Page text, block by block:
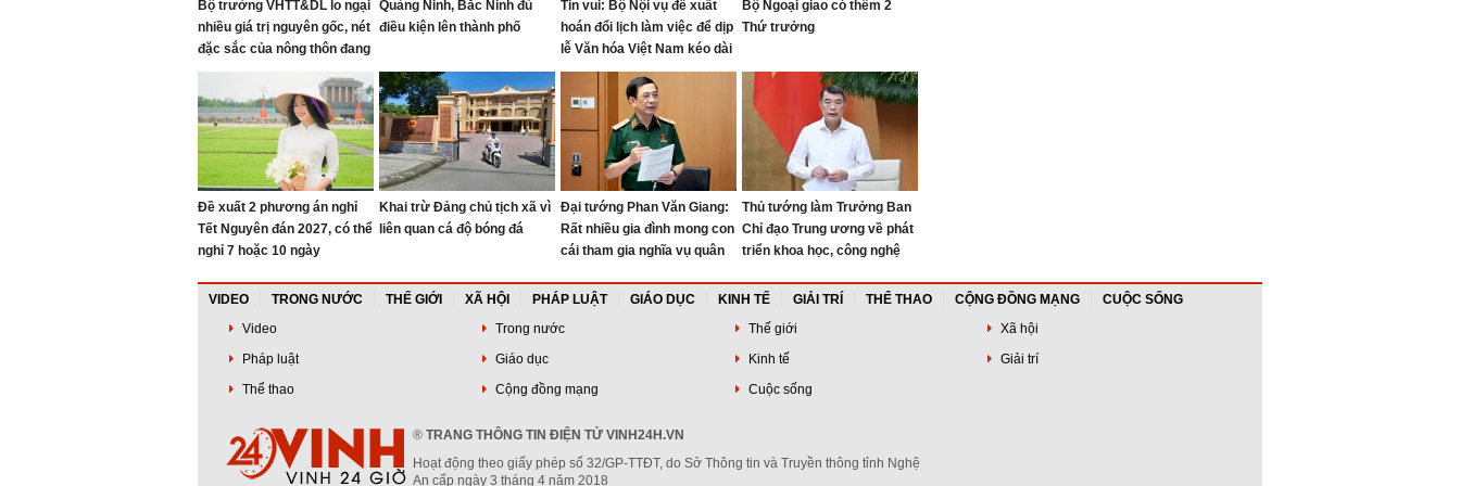
Bộ trưởng VHTT&DL lo ngại
nhiều giá trị nguyên gốc, nét
đặc sắc của nông thôn đang
bị "bê tông hóa"
Quảng Ninh, Bắc Ninh đủ
điều kiện lên thành phố
Tin vui: Bộ Nội vụ đề xuất
hoán đổi lịch làm việc để dịp
lễ Văn hóa Việt Nam kéo dài
4 ngày
Bộ Ngoại giao có thêm 2
Thứ trưởng
Đề xuất 2 phương án nghỉ
Tết Nguyên đán 2027, có thể
nghỉ 7 hoặc 10 ngày
Khai trừ Đảng chủ tịch xã vì
liên quan cá độ bóng đá
Đại tướng Phan Văn Giang:
Rất nhiều gia đình mong con
cái tham gia nghĩa vụ quân
Thủ tướng làm Trưởng Ban
Chỉ đạo Trung ương về phát
triển khoa học, công nghệ
VIDEO TRONG NƯỚC THẾ GIỚI XÃ HỘI PHÁP LUẬT GIÁO DỤC KINH TẾ GIẢI TRÍ THỂ THAO CỘNG ĐỒNG MẠNG
CUỘC SỐNG
Video
Trong nước Thế giới
Xã hội
Pháp luật
Giáo dục Kinh tế
Giải trí
Thể thao
Cộng đồng mạng Cuộc sống
® TRANG THÔNG TIN ĐIỆN TỬ VINH24H.VN
Hoạt động theo giấy phép số 32/GP-TTĐT, do Sở Thông tin và Truyền thông tỉnh Nghệ
An cấp ngày 3 tháng 4 năm 2018